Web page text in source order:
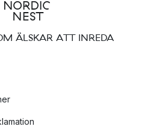
ÄLSKAR ATT INREDA